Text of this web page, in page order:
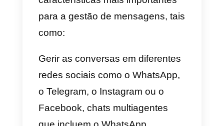
vendas.
do WhatsApp Business
Todas as ferramentas possuem